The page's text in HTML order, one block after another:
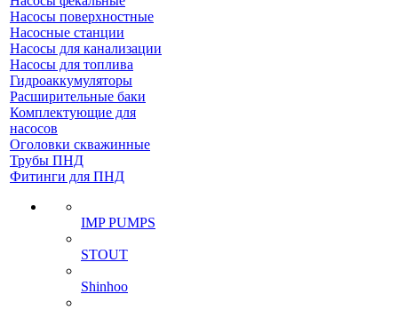
Насосы поверхностные
Насосные станции
Насосы для канализации
Насосы для топлива
Гидроаккумуляторы
Расширительные баки
Комплектующие для
насосов
Оголовки скважинные
Трубы ПНД
Фитинги для ПНД
IMP PUMPS
STOUT
Shinhoo